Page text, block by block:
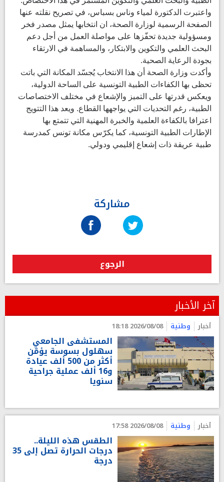
واعتبرت الدكتورة لمياء وناس بسباس، في تصريح نقلته عنها
الصفحة الرسمية لوزارة الصحة، ان انتخابها يمثل مصدر فخر
ومسؤولية جديدة تحفّزها على مواصلة العمل من أجل دعم
البحث العلمي والتكوين والابتكار، والمساهمة في الارتقاء
بجودة الرعاية الصحية.
وأكدت وزارة الصحة أن هذا الانتخاب يُجسّد المكانة التي باتت
تحظى بها الكفاءات الطبية التونسية على الساحة الدولية،
ويعكس قدرتها على التميز والإشعاع في مختلف الاختصاصات
الطبية، رغم التحديات التي يواجهها القطاع. ويعد هذا التتويج
اعترافا بالكفاءة العلمية والخبرة المهنية التي تتمتع بها
الإطارات الطبية التونسية، كما يكرّس مكانة تونس كمدرسة
طبية عريقة ذات إشعاع إقليمي ودولي.
مشاركة
الرجوع
آخر الأخبار
أخبار وطنية 2026/08/08 18:18
المستشفى الجامعي
سهلول بسوسة يؤمّن
أكثر من 500 ألف عيادة
و16 ألف عملية جراحية
سنويا
أخبار وطنية 2026/08/08 17:58
الطقس هذه الليلة..
درجات الحرارة تصل إلى 35
درجة